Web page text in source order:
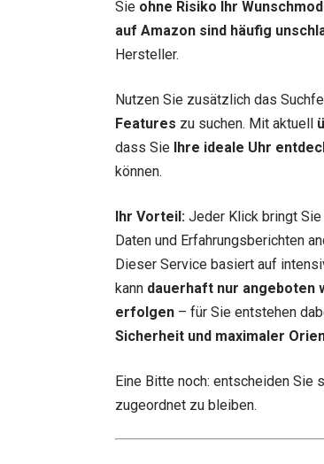
Sie ohne Risiko Ihr
auf Amazon sind häufig
Hersteller.
Nutzen Sie zusätzlich das
Features zu suchen. Mit aktuell
dass Sie Ihre ideale Uhr
können.
Ihr Vorteil: Jeder Klick bringt
Daten und Erfahrungsberichten
Dieser Service basiert auf
kann dauerhaft nur angeboten
erfolgen – für Sie entstehen
Sicherheit und maximaler
Eine Bitte noch: entscheiden Sie
zugeordnet zu bleiben.